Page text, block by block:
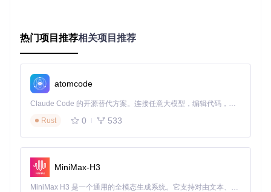
项目地址：
https://gitcode.com/gh_mirrors/su/SuperPNG
热门项目推荐相关项目推荐
atomcode
Claude Code 的开源替代方案。连接任意大模型，编辑代码，运行命令，自动验证 — 全自动执行。用 Rust 构建，极致性能。 ｜ An open-source alternative to Claude Code. Connect any LLM, edit code, run commands, and verify changes — autonomously. Built in Rust for speed. Get Started
Rust
0 533
MiniMax-H3
MiniMax H3 是一个通用的全模态生成系统。它支持对由文本、图像、视频和音频组成的多模态上下文进行统一理解，并能生成分辨率高达 2K、时长可达 15 秒的带原生立体声音频的视频。得益于面向任务泛化的系统设计，H3 在预训练阶段就已具备广泛的多模态上下文理解与生成能力，能够出色地执行复杂的多模态指令。